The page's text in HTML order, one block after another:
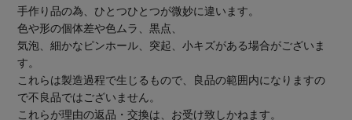
手作り品の為、ひとつひとつが微妙に違います。
色や形の個体差や色ムラ、黒点、
気泡、細かなピンホール、突起、小キズがある場合がございま
す。
これらは製造過程で生じるもので、良品の範囲内になりますの
で不良品ではございません。
これらが理由の返品・交換は、お受け致しかねます。